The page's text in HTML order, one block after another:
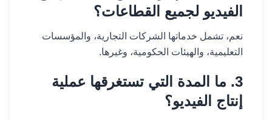
الفيديو لجميع القطاعات؟
نعم، تشمل خدماتها الشركات التجارية، والمؤسسات
التعليمية، والهيئات الحكومية، وغيرها.
3. ما المدة التي تستغرقها عملية
إنتاج الفيديو؟